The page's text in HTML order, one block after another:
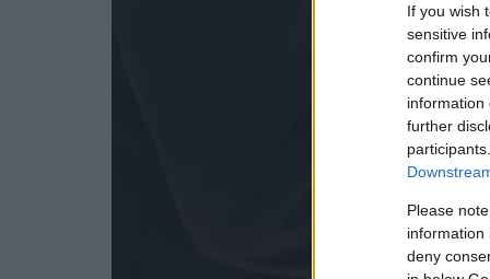
If you wish
sensitive
confirm
continue
information
further
Please
information
deny